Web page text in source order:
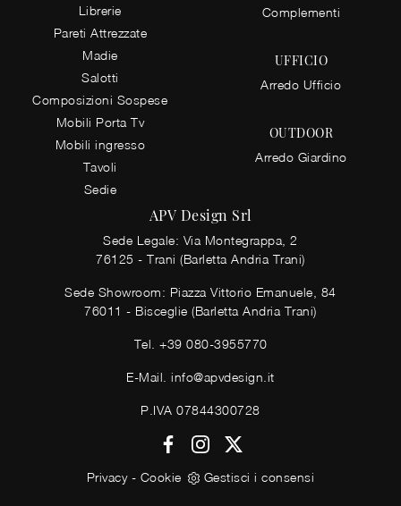
Librerie
Pareti Attrezzate
Madie
Salotti
Composizioni Sospese
Mobili Porta Tv
Mobili ingresso
Tavoli
Sedie
Complementi
UFFICIO
Arredo Ufficio
OUTDOOR
Arredo Giardino
APV Design Srl
Sede Legale: Via Montegrappa, 2
76125 - Trani (Barletta Andria Trani)
Sede Showroom: Piazza Vittorio Emanuele, 84
76011 - Bisceglie (Barletta Andria Trani)
Tel. +39 080-3955770
E-Mail.info@apvdesign.it
P.IVA 07844300728
Privacy- Cookie Gestisci i consensi